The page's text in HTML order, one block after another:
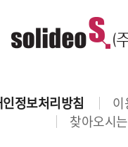
인정보처리방침
찾아오시